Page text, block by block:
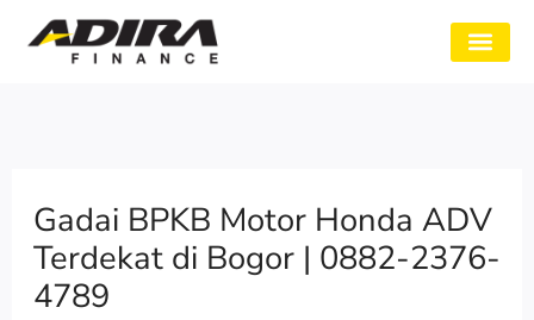
Gadai BPKB Motor Honda ADV
Terdekat di Bogor | 0882-2376-
4789